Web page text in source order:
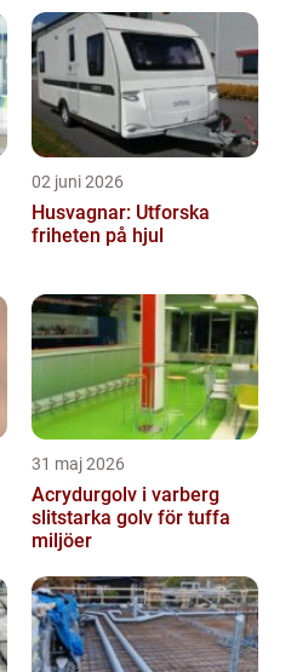
02 juni 2026
Husvagnar: Utforska
friheten på hjul
31 maj 2026
Acrydurgolv i varberg
slitstarka golv för tuffa
miljöer